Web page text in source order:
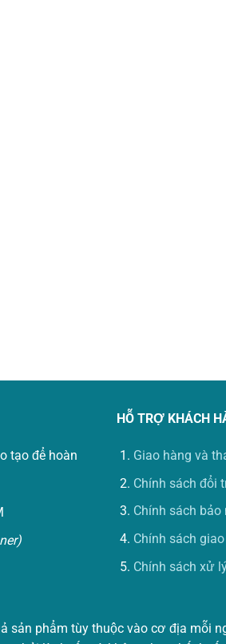
tạo để hoàn
HỖ TRỢ KHÁCH
Giao hàng và
Chính sách đổi
Chính sách bảo
Chính sách
Chính sách xử
sản phẩm tùy thuộc vào cơ địa mỗi